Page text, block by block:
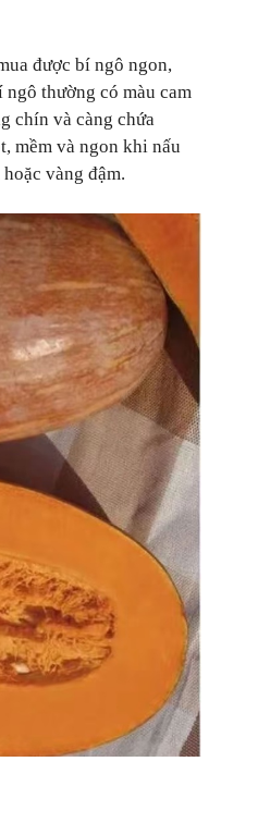
được bí ngô ngon,
thường có màu cam
chín và càng chứa
mềm và ngon khi nấu
vàng đậm.